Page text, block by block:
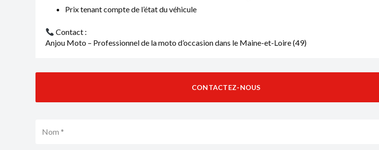
Prix tenant compte de l’état du véhicule
Contact :
Anjou Moto – Professionnel de la moto d’occasion dans le Maine-et-Loire (49)
CONTACTEZ-NOUS